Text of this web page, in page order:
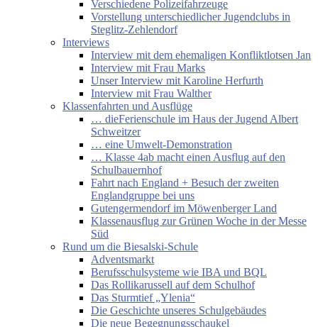
Verschiedene Polizeifahrzeuge
Vorstellung unterschiedlicher Jugendclubs in
Steglitz-Zehlendorf
Interviews
Interview mit dem ehemaligen Konfliktlotsen Jan
Interview mit Frau Marks
Unser Interview mit Karoline Herfurth
Interview mit Frau Walther
Klassenfahrten und Ausflüge
… dieFerienschule im Haus der Jugend Albert
Schweitzer
… eine Umwelt-Demonstration
… Klasse 4ab macht einen Ausflug auf den
Schulbauernhof
Fahrt nach England + Besuch der zweiten
Englandgruppe bei uns
Gutengermendorf im Möwenberger Land
Klassenausflug zur Grünen Woche in der Messe
Süd
Rund um die Biesalski-Schule
Adventsmarkt
Berufsschulsysteme wie IBA und BQL
Das Rollikarussell auf dem Schulhof
Das Sturmtief „Ylenia“
Die Geschichte unseres Schulgebäudes
Die neue Begegnungsschaukel